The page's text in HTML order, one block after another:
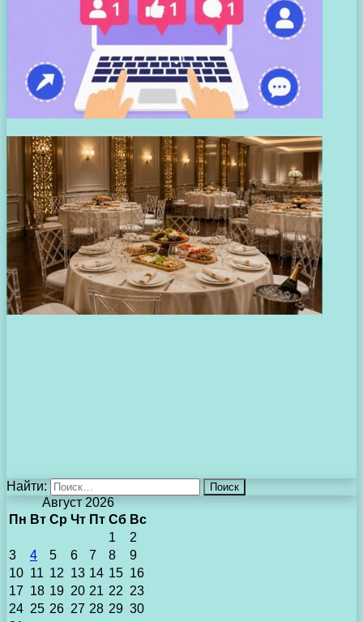
Найти:
Август 2026
Пн Вт Ср Чт Пт Сб Вс
1
2
3
4 5 6 7 8
9
10 11 12 13 14 15 16
17 18 19 20 21 22 23
24 25 26 27 28 29 30